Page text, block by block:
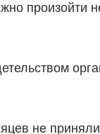
произойти
не